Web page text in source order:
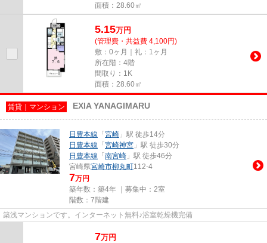
面積：28.60㎡
5.15万円
(管理費・共益費 4,100円)
敷：0ヶ月｜礼：1ヶ月
所在階：4階
間取り：1K
面積：28.60㎡
賃貸｜マンション EXIA YANAGIMARU
日豊本線 「 宮崎 」駅 徒歩14分
日豊本線 「 宮崎神宮 」駅 徒歩30分
日豊本線 「 南宮崎 」駅 徒歩46分
宮崎県宮崎市柳丸町112-4
7万円
築年数：築4年 ｜募集中： 2室
階数：7階建
築浅マンションです。インターネット無料♪浴室乾燥機完備
7万円